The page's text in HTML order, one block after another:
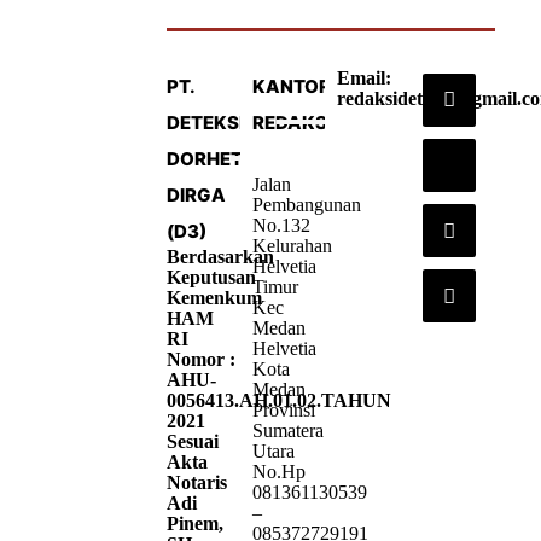
PT.
DETEKSI
DORHETA
DIRGA
(D3)
Berdasarkan
Keputusan
Kemenkum
HAM
RI
Nomor :
AHU-
0056413.AH.01.02.TAHUN
2021
Sesuai
Akta
Notaris
Adi
Pinem,
KANTOR
REDAKSI
Jalan
Pembangunan
No.132
Kelurahan
Helvetia
Timur
Kec
Medan
Helvetia
Kota
Medan
Provinsi
Sumatera
Utara
No.Hp
081361130539
–
085372729191
Email: